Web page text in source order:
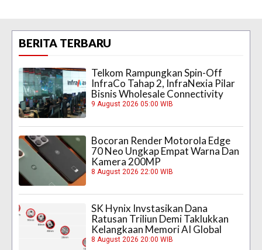
BERITA TERBARU
Telkom Rampungkan Spin-Off
InfraCo Tahap 2, InfraNexia Pilar
Bisnis Wholesale Connectivity
9 August 2026 05:00 WIB
Bocoran Render Motorola Edge
70 Neo Ungkap Empat Warna Dan
Kamera 200MP
8 August 2026 22:00 WIB
SK Hynix Invstasikan Dana
Ratusan Triliun Demi Taklukkan
Kelangkaan Memori AI Global
8 August 2026 20:00 WIB